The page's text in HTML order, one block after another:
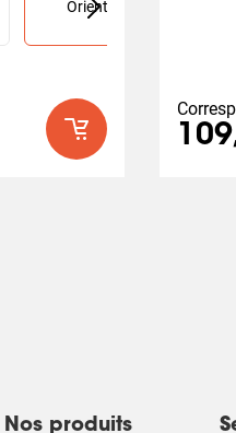
Orientable (jusqu'à 180°)
Nos produits